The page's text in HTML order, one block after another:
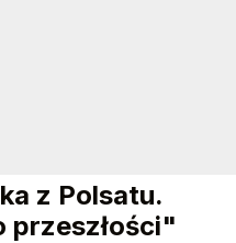
z Polsatu.
przeszłości"